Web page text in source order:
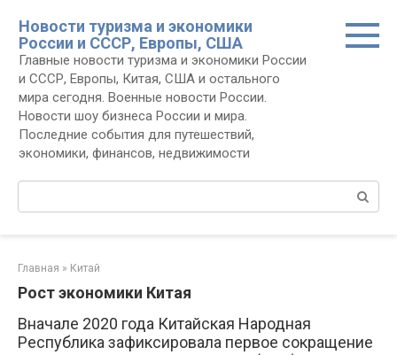
контенту
Новости туризма и экономики
России и СССР, Европы, США
Главные новости туризма и экономики России
и СССР, Европы, Китая, США и остального
мира сегодня. Военные новости России.
Новости шоу бизнеса России и мира.
Последние события для путешествий,
экономики, финансов, недвижимости
Поиск:
Главная » Китай
Рост экономики Китая
Вначале 2020 года Китайская Народная
Республика зафиксировала первое сокращение